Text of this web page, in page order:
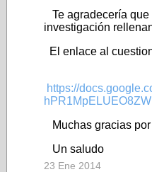
Te agradecería
investigación
El enlace al
https://
Muchas gracias
Un saludo
23 Ene 2014